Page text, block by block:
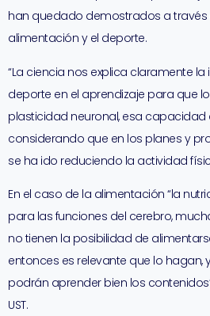
han quedado demostrados a través
alimentación y el deporte.
“La ciencia nos explica claramente
deporte en el aprendizaje para que
plasticidad neuronal, esa capacidad
considerando que en los planes y
se ha ido reduciendo la actividad
En el caso de la alimentación “la
para las funciones del cerebro,
no tienen la posibilidad de
entonces es relevante que lo hagan,
podrán aprender bien los
UST.